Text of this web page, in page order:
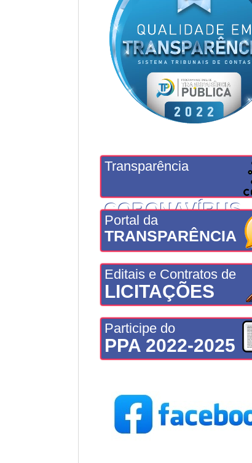
Transparência
CORONAVÍRUS
Portal da
TRANSPARÊNCIA
Editais e Contratos de
LICITAÇÕES
Participe do
PPA 2022-2025